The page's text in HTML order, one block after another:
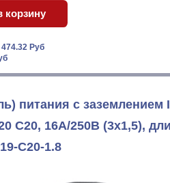
Руб
питания с заземлением
C20, 16А/250В (3x1,5),
C20-1.8